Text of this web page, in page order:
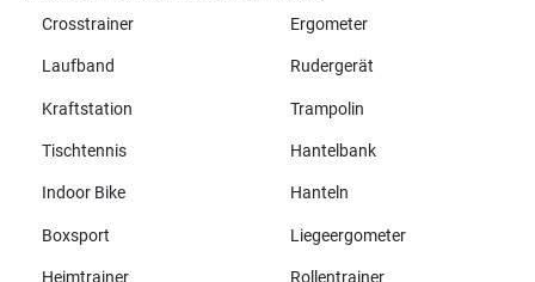
Crosstrainer
Ergometer
Laufband Rudergerät
Kraftstation Trampolin
Tischtennis Hantelbank
Indoor Bike Hanteln
Boxsport Liegeergometer